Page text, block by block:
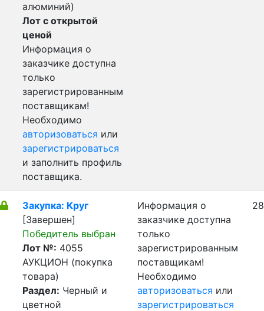
алюминий)
Лот с открытой
ценой
Информация о
заказчике доступна
только
зарегистрированным
поставщикам!
Необходимо
авторизоваться или
зарегистрироваться
и заполнить профиль
поставщика.
Закупка: Круг
[Завершен]
Победитель выбран
Лот №: 4055
АУКЦИОН (покупка
товара)
Раздел: Черный и
цветной
Информация о
заказчике доступна
только
зарегистрированным
поставщикам!
Необходимо
авторизоваться или
зарегистрироваться